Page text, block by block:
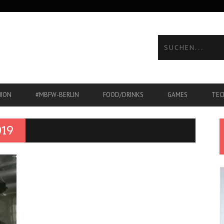
#MBFW-BERLIN FOOD/DRINKS GAMES